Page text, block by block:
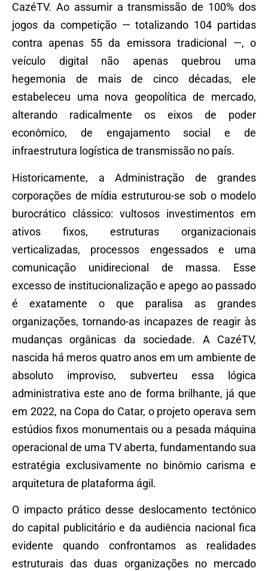
CazéTV. Ao assumir a transmissão de 100% dos
jogos da competição — totalizando 104 partidas
contra apenas 55 da emissora tradicional —, o
veículo digital não apenas quebrou uma
hegemonia de mais de cinco décadas, ele
estabeleceu uma nova geopolítica de mercado,
alterando radicalmente os eixos de poder
econômico, de engajamento social e de
infraestrutura logística de transmissão no país.
Historicamente, a Administração de grandes
corporações de mídia estruturou-se sob o modelo
burocrático clássico: vultosos investimentos em
ativos fixos, estruturas organizacionais
verticalizadas, processos engessados e uma
comunicação unidirecional de massa. Esse
excesso de institucionalização e apego ao passado
é exatamente o que paralisa as grandes
organizações, tornando-as incapazes de reagir às
mudanças orgânicas da sociedade. A CazéTV,
nascida há meros quatro anos em um ambiente de
absoluto improviso, subverteu essa lógica
administrativa este ano de forma brilhante, já que
em 2022, na Copa do Catar, o projeto operava sem
estúdios fixos monumentais ou a pesada máquina
operacional de uma TV aberta, fundamentando sua
estratégia exclusivamente no binômio carisma e
arquitetura de plataforma ágil.
O impacto prático desse deslocamento tectônico
do capital publicitário e da audiência nacional fica
evidente quando confrontamos as realidades
estruturais das duas organizações no mercado